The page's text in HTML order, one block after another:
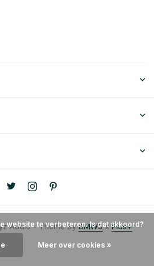
Audio - Theme ByDMWSxPlus+
website te verbeteren. Is dat akkoord?
Meer over cookies »